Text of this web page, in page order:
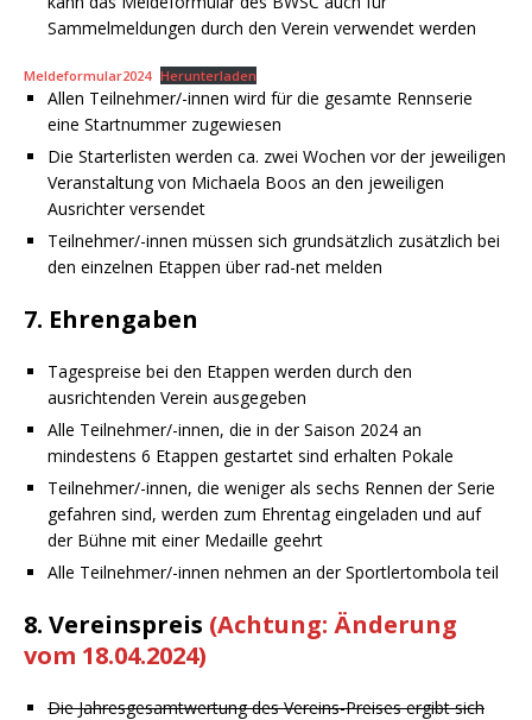
Sammelmeldungen durch den Verein verwendet werden
Meldeformular2024 Herunterladen
Allen Teilnehmer/-innen wird für die gesamte Rennserie
eine Startnummer zugewiesen
Die Starterlisten werden ca. zwei Wochen vor der jeweiligen
Veranstaltung von Michaela Boos an den jeweiligen
Ausrichter versendet
Teilnehmer/-innen müssen sich grundsätzlich zusätzlich bei
den einzelnen Etappen über rad-net melden
7. Ehrengaben
Tagespreise bei den Etappen werden durch den
ausrichtenden Verein ausgegeben
Alle Teilnehmer/-innen, die in der Saison 2024 an
mindestens 6 Etappen gestartet sind erhalten Pokale
Teilnehmer/-innen, die weniger als sechs Rennen der Serie
gefahren sind, werden zum Ehrentag eingeladen und auf
der Bühne mit einer Medaille geehrt
Alle Teilnehmer/-innen nehmen an der Sportlertombola teil
8. Vereinspreis (Achtung: Änderung
vom 18.04.2024)
Die Jahresgesamtwertung des Vereins-Preises ergibt sich